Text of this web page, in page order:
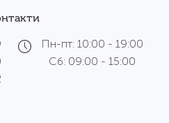
Пн-пт: 10:00 - 19:00
Сб: 09:00 - 15:00